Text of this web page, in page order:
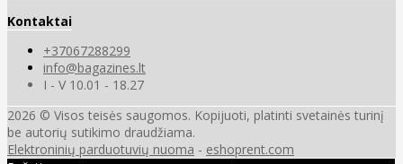
Kontaktai
+37067288299
info@bagazines.lt
I - V 10.01 - 18.27
2026 © Visos teisės saugomos. Kopijuoti, platinti svetainės turinį
be autorių sutikimo draudžiama.
Elektroninių parduotuvių nuoma - eshoprent.com